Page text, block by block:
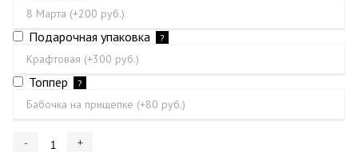
Подарочная упаковка ?
Топпер ?
- +